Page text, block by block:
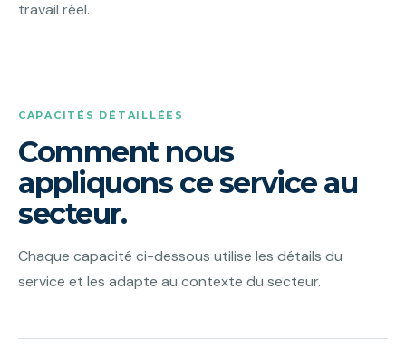
travail réel.
CAPACITÉS DÉTAILLÉES
Comment nous
appliquons ce service au
secteur.
Chaque capacité ci-dessous utilise les détails du
service et les adapte au contexte du secteur.